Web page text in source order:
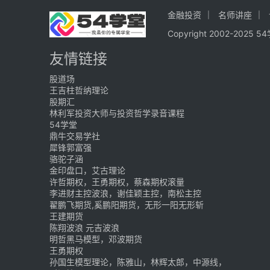
金融投资 名师讲座
Copyright 2002-2025 54
友情链接
股道场
王吉柱哲纳理论
股期汇
林利军投资大师与投资哲学录音课程
54学堂
鼎牛交易学社
犀锋郭富强
骆驼子涵
金印盘口，艾古理论
许哲期权，王勇期权，蔡森期权滚量
李进财主控波浪，谢佳颖主控，南松主控
翟鹏飞期货,奚鹏阳期货，无形一阳无形斩
王建期货
陈翔波浪 元吉波浪
明哲黑马模型，邓波期货
王勇期权
孙国生模型理论，陈雅山，林辉太郎，中源线，